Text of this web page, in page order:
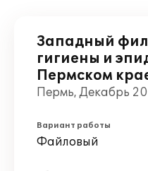
Западный
гигиены и
Пермском
Пермь, Декабрь
Вариант работы
Файловый